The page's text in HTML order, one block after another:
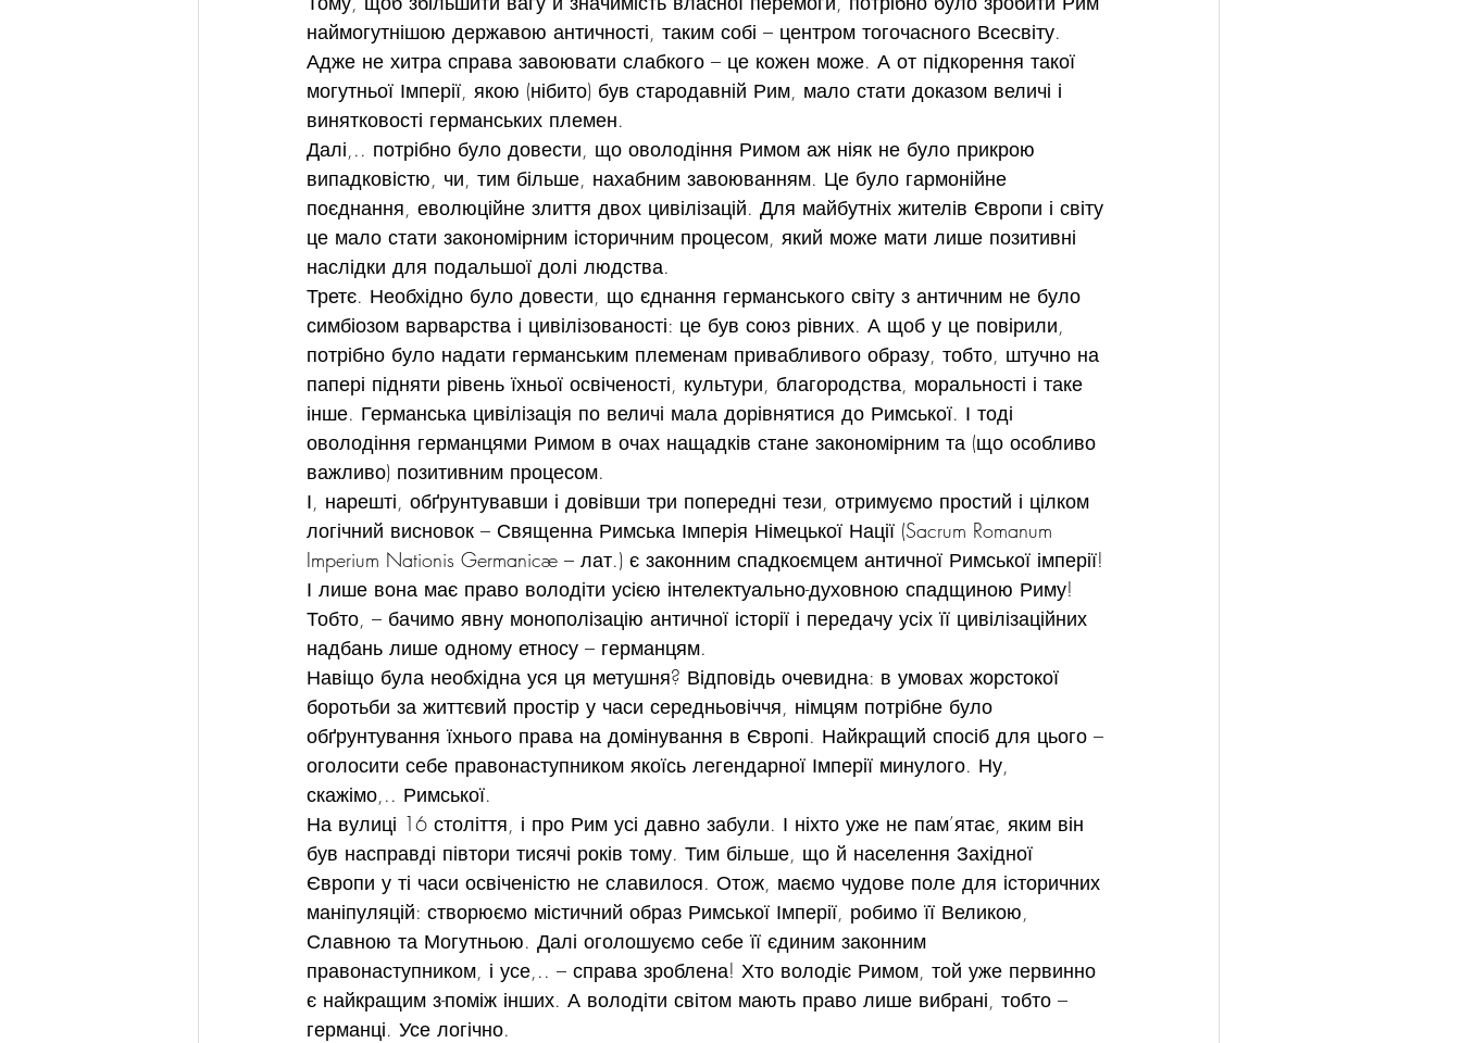
наймогутнішою державою античності, таким собі – центром тогочасного Всесвіту.
Адже не хитра справа завоювати слабкого – це кожен може. А от підкорення такої
могутньої Імперії, якою (нібито) був стародавній Рим, мало стати доказом величі і
винятковості германських племен.
Далі,.. потрібно було довести, що оволодіння Римом аж ніяк не було прикрою
випадковістю, чи, тим більше, нахабним завоюванням. Це було гармонійне
поєднання, еволюційне злиття двох цивілізацій. Для майбутніх жителів Європи і світу
це мало стати закономірним історичним процесом, який може мати лише позитивні
наслідки для подальшої долі людства.
Третє. Необхідно було довести, що єднання германського світу з античним не було
симбіозом варварства і цивілізованості: це був союз рівних. А щоб у це повірили,
потрібно було надати германським племенам привабливого образу, тобто, штучно на
папері підняти рівень їхньої освіченості, культури, благородства, моральності і таке
інше. Германська цивілізація по величі мала дорівнятися до Римської. І тоді
оволодіння германцями Римом в очах нащадків стане закономірним та (що особливо
важливо) позитивним процесом.
І, нарешті, обґрунтувавши і довівши три попередні тези, отримуємо простий і цілком
логічний висновок – Священна Римська Імперія Німецької Нації (Sacrum Romanum
Imperium Nationis Germanicæ – лат.) є законним спадкоємцем античної Римської імперії!
І лише вона має право володіти усією інтелектуально-духовною спадщиною Риму!
Тобто, – бачимо явну монополізацію античної історії і передачу усіх її цивілізаційних
надбань лише одному етносу – германцям.
Навіщо була необхідна уся ця метушня? Відповідь очевидна: в умовах жорстокої
боротьби за життєвий простір у часи середньовіччя, німцям потрібне було
обґрунтування їхнього права на домінування в Європі. Найкращий спосіб для цього –
оголосити себе правонаступником якоїсь легендарної Імперії минулого. Ну,
скажімо,.. Римської.
На вулиці 16 століття, і про Рим усі давно забули. І ніхто уже не пам’ятає, яким він
був насправді півтори тисячі років тому. Тим більше, що й населення Західної
Європи у ті часи освіченістю не славилося. Отож, маємо чудове поле для історичних
маніпуляцій: створюємо містичний образ Римської Імперії, робимо її Великою,
Славною та Могутньою. Далі оголошуємо себе її єдиним законним
правонаступником, і усе,.. – справа зроблена! Хто володіє Римом, той уже первинно
є найкращим з-поміж інших. А володіти світом мають право лише вибрані, тобто –
германці. Усе логічно.